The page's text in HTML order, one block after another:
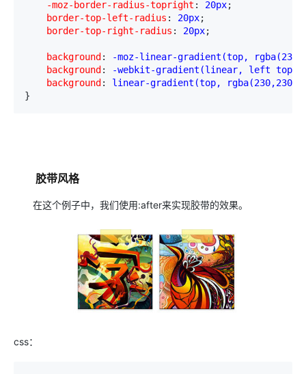
    -moz-border-radius-topright
: 20px;
    border-top-left-radius
: 20px;
    border-top-right-radius
: 20px;
    background
:
-moz-linear-gradient(top,
    background
:
-webkit-gradient(linear, left top,
    background
:
linear-gradient(top,
}
胶带风格
在这个例子中，我们使用:after来实现胶带的效果。
css：